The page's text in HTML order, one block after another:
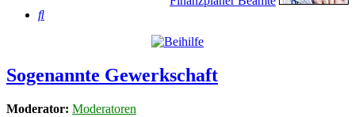
Suche
Sogenannte Gewerkschaft
Moderator: Moderatoren